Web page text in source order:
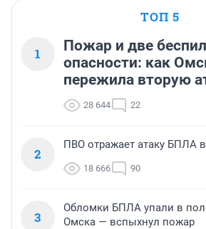
ТОП 5
1
Пожар и две
опасности: как
пережила вторую
28 644 22
2
ПВО отражает атаку БПЛА
18 666 90
3
Обломки БПЛА упали в
Омска — вспыхнул пожар